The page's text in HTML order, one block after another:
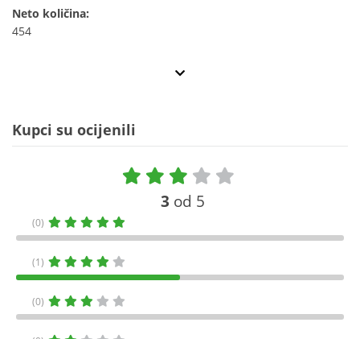
Neto količina:
454
Kupci su ocijenili
3 od 5
(0)
(1)
(0)